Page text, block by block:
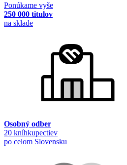
Ponúkame vyše
250 000 titulov
na sklade
Osobný odber
20 kníhkupectiev
po celom Slovensku